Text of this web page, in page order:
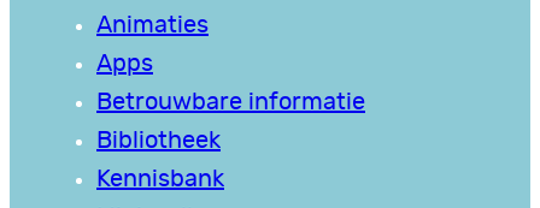
Animaties
Apps
Betrouwbare informatie
Bibliotheek
Kennisbank